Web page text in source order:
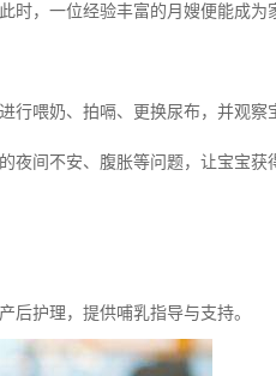
，一位经验丰富的月嫂便能成为
喂奶、拍嗝、更换尿布，并观察
间不安、腹胀等问题，让宝宝获
后护理，提供哺乳指导与支持。